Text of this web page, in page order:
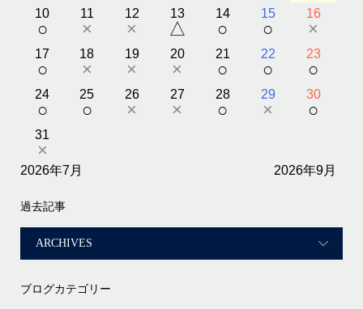
10
○
11
×
12
×
13
△
14
○
15
○
16
×
17
○
18
×
19
×
20
×
21
○
22
○
23
○
24
○
25
○
26
×
27
×
28
○
29
×
30
○
31
×
2026年7月 2026年9月
過去記事
ブログカテゴリー